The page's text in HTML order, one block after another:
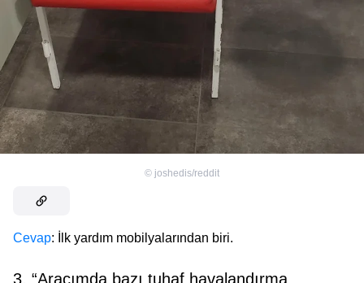
© joshedis/reddit
Cevap: İlk yardım mobilyalarından biri.
3. “Aracımda bazı tuhaf havalandırma